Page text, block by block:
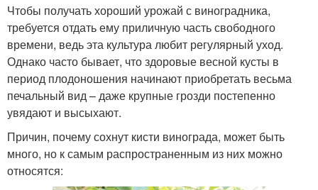
Чтобы получать хороший урожай с виноградника,
требуется отдать ему приличную часть свободного
времени, ведь эта культура любит регулярный уход.
Однако часто бывает, что здоровые весной кусты в
период плодоношения начинают приобретать весьма
печальный вид – даже крупные грозди постепенно
увядают и высыхают.
Причин, почему сохнут кисти винограда, может быть
много, но к самым распространенным из них можно
относятся: